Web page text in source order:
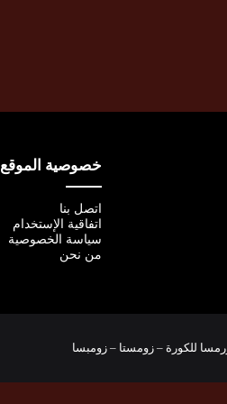
خصوصية الموقع
اتصل بنا
اتفاقية الإستخدام
سياسة الخصوصية
من نحن
للكورة – زومستا – زومبسا